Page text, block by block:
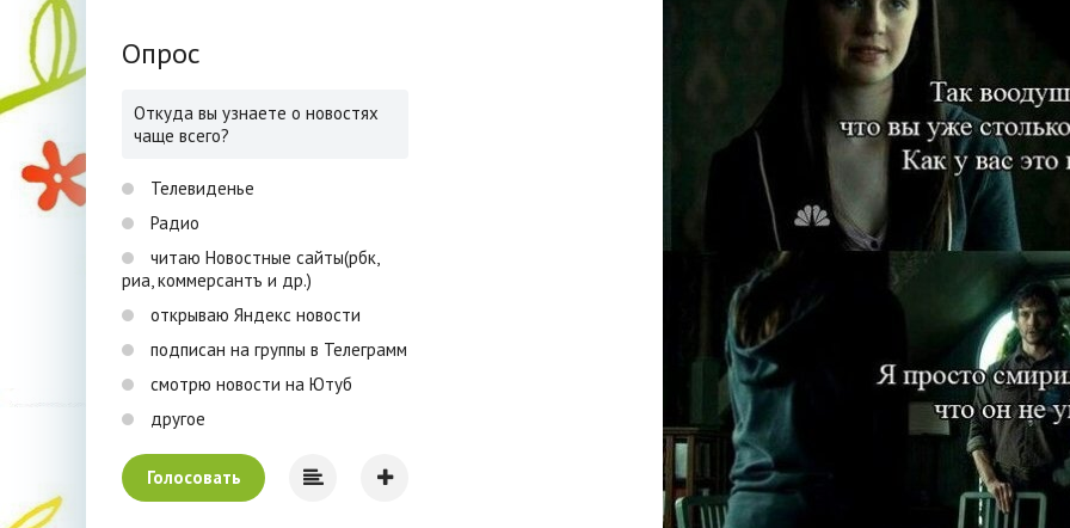
Опрос
Откуда вы узнаете о новостях
чаще всего?
Телевиденье
Радио
читаю Новостные сайты(рбк,
риа, коммерсантъ и др.)
открываю Яндекс новости
подписан на группы в Телеграмм
смотрю новости на Ютуб
другое
Голосовать